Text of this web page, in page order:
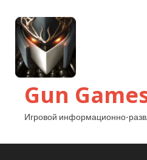
Gun
Игровой информационно-